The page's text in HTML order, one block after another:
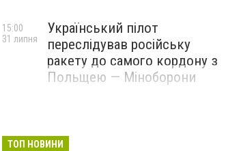
Український пілот
переслідував російську
ракету до самого кордону з
Польщею — Міноборони
15:00
31 липня
ТОП НОВИНИ